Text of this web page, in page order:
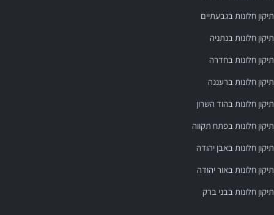
תיקון חלונות בגבעתיים
תיקון חלונות בנתניה
תיקון חלונות בחדרה
תיקון חלונות ברעננה
תיקון חלונות בהוד השרון
תיקון חלונות בפתח תקווה
תיקון חלונות באבן יהודה
תיקון חלונות באור יהודה
תיקון חלונות בבני ברק